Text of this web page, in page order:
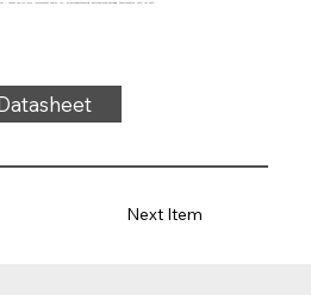
kracht-rek 10N/mm, roldiameter 60mm, rol-, en glijondersteuning, antistatische deklaag, temperatuur -15°C tot 90°C
Next Item